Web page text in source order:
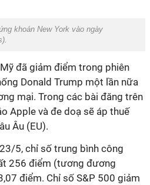
khoán New York vào ngày
).
đã giảm điểm trong phiên
Donald Trump một lần nữa
mại. Trong các bài đăng trên
Apple và đe doạ sẽ áp thuế
Âu (EU).
5, chỉ số trung bình công
256 điểm (tương đương
điểm. Chỉ số S&P 500 giảm